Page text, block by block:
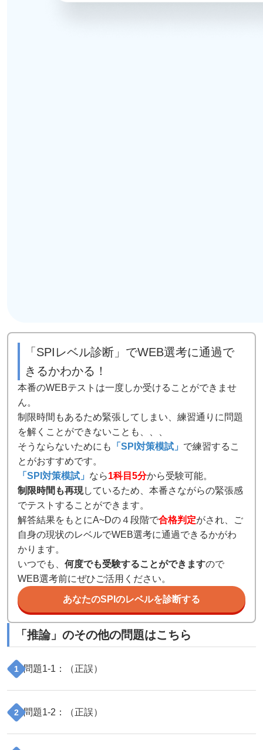
「SPIレベル診断」でWEB選考に通過で
きるかわかる！
本番のWEBテストは一度しか受けることができませ
ん。
制限時間もあるため緊張してしまい、練習通りに問題
を解くことができないことも、、、
そうならないためにも
「SPI対策模試」 で練習するこ
とがおすすめです。
「SPI対策模試」 なら1科目5分から受験可能。
制限時間も再現しているため、本番さながらの緊張感
でテストすることができます。
解答結果をもとにA~Dの４段階で合格判定がされ、ご
自身の現状のレベルでWEB選考に通過できるかがわ
かります。
いつでも、 何度でも受験することができますので
WEB選考前にぜひご活用ください。
あなたのSPIのレベルを診断する
「 推論」のその他の問題はこちら
1 問題1-1 ：（正誤）
2 問題1-2 ：（正誤）